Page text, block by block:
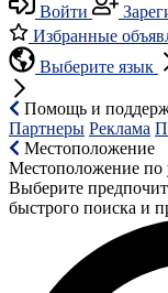
Войти
Избранные
Выберите язык
Помощь и
Партнеры Реклама
Местоположение
Местоположение
Выберите
быстрого поиска и